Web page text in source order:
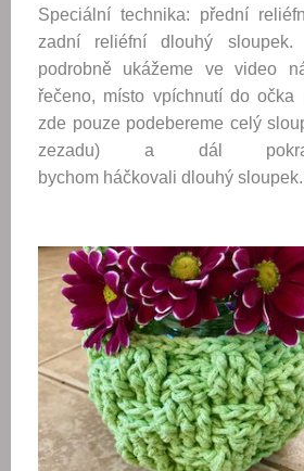
Speciální technika: přední
zadní reliéfní dlouhý
podrobně ukážeme ve video
řečeno, místo vpíchnutí do očka
zde pouze podebereme celý
zezadu) a dál
bychom háčkovali dlouhý sloupek.